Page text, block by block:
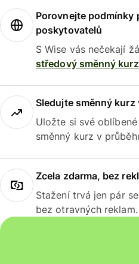
Porovnejte podmínky
poskytovatelů
S Wise vás nečekají
středový směnný kurz
Sledujte směnný kurz
Uložte si své
směnný kurz v
Zcela zdarma, bez
Stažení trvá jen pár
bez otravných reklam.